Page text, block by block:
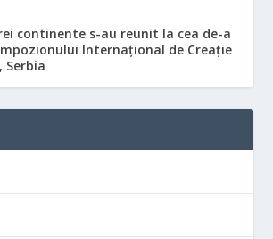
continente s-au reunit la cea de-a
Internațional de Creație
Serbia